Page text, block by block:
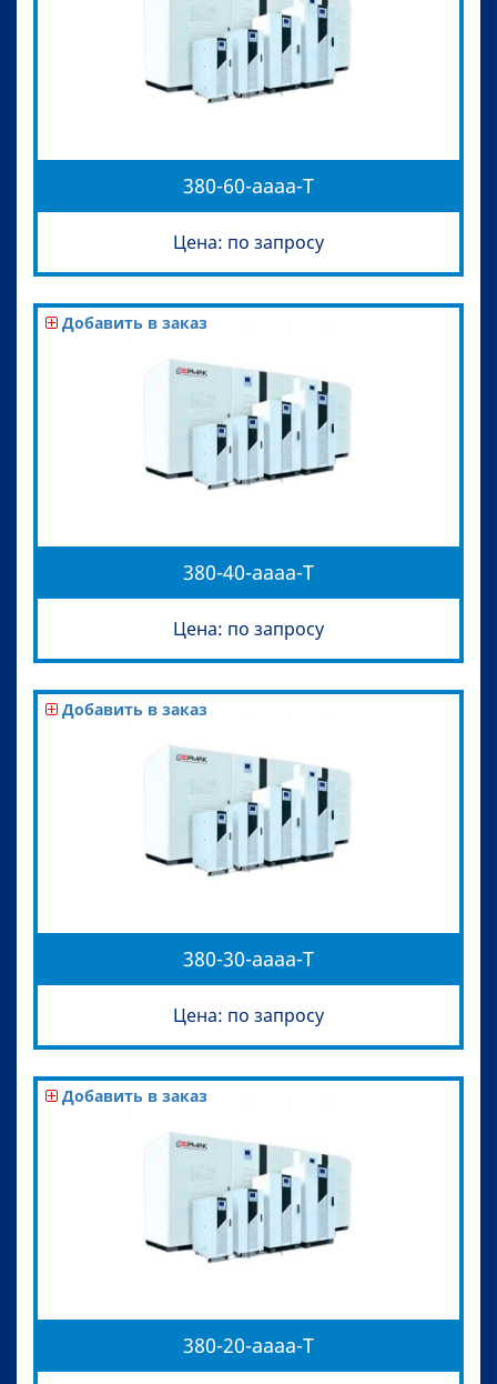
380-60-aaaa-T
Цена: по запросу
Добавить в заказ
380-40-aaaa-T
Цена: по запросу
Добавить в заказ
380-30-aaaa-T
Цена: по запросу
Добавить в заказ
380-20-aaaa-T